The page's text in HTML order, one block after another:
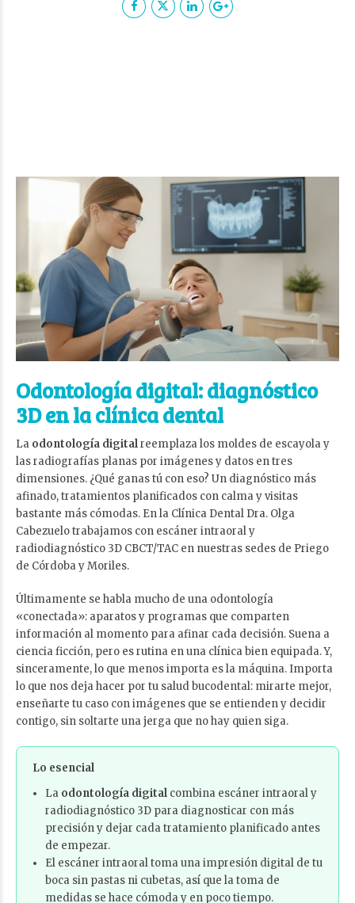
Odontología digital: diagnóstico
3D en la clínica dental
La odontología digitalreemplaza los moldes de escayola y
las radiografías planas por imágenes y datos en tres
dimensiones. ¿Qué ganas tú con eso? Un diagnóstico más
afinado, tratamientos planificados con calma y visitas
bastante más cómodas. En la Clínica Dental Dra. Olga
Cabezuelo trabajamos con escáner intraoral y
radiodiagnóstico 3D CBCT/TAC en nuestras sedes de Priego
de Córdoba y Moriles.
Últimamente se habla mucho de una odontología
«conectada»: aparatos y programas que comparten
información al momento para afinar cada decisión. Suena a
ciencia ficción, pero es rutina en una clínica bien equipada. Y,
sinceramente, lo que menos importa es la máquina. Importa
lo que nos deja hacer por tu salud bucodental: mirarte mejor,
enseñarte tu caso con imágenes que se entienden y decidir
contigo, sin soltarte una jerga que no hay quien siga.
Lo esencial
La odontología digitalcombina escáner intraoral y
radiodiagnóstico 3D para diagnosticar con más
precisión y dejar cada tratamiento planificado antes
de empezar.
El escáner intraoral toma una impresión digital de tu
boca sin pastas ni cubetas, así que la toma de
medidas se hace cómoda y en poco tiempo.